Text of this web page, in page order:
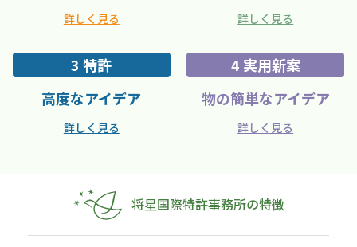
詳しく見る 詳しく見る
3 特許
高度なアイデア
詳しく見る
4 実用新案
物の簡単なアイデア
詳しく見る
将星国際特許事務所の特徴